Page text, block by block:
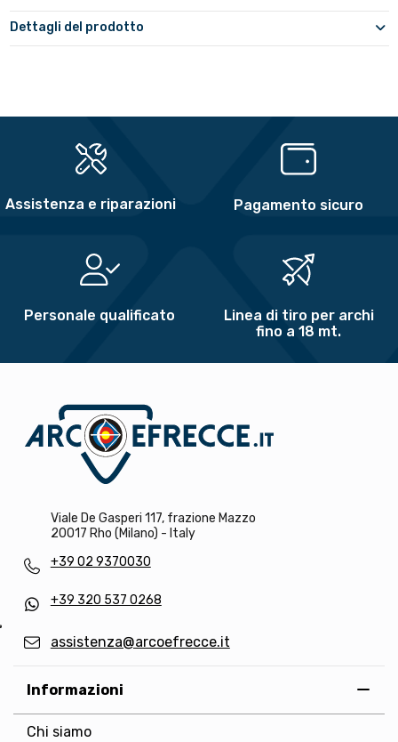
Dettagli del prodotto
Assistenza e riparazioni Pagamento sicuro
Personale qualificato
Linea di tiro per archi
fino a 18 mt.
Viale De Gasperi 117, frazione Mazzo
20017 Rho (Milano) - Italy
+39 02 9370030
+39 320 537 0268
assistenza@arcoefrecce.it
Informazioni
Chi siamo